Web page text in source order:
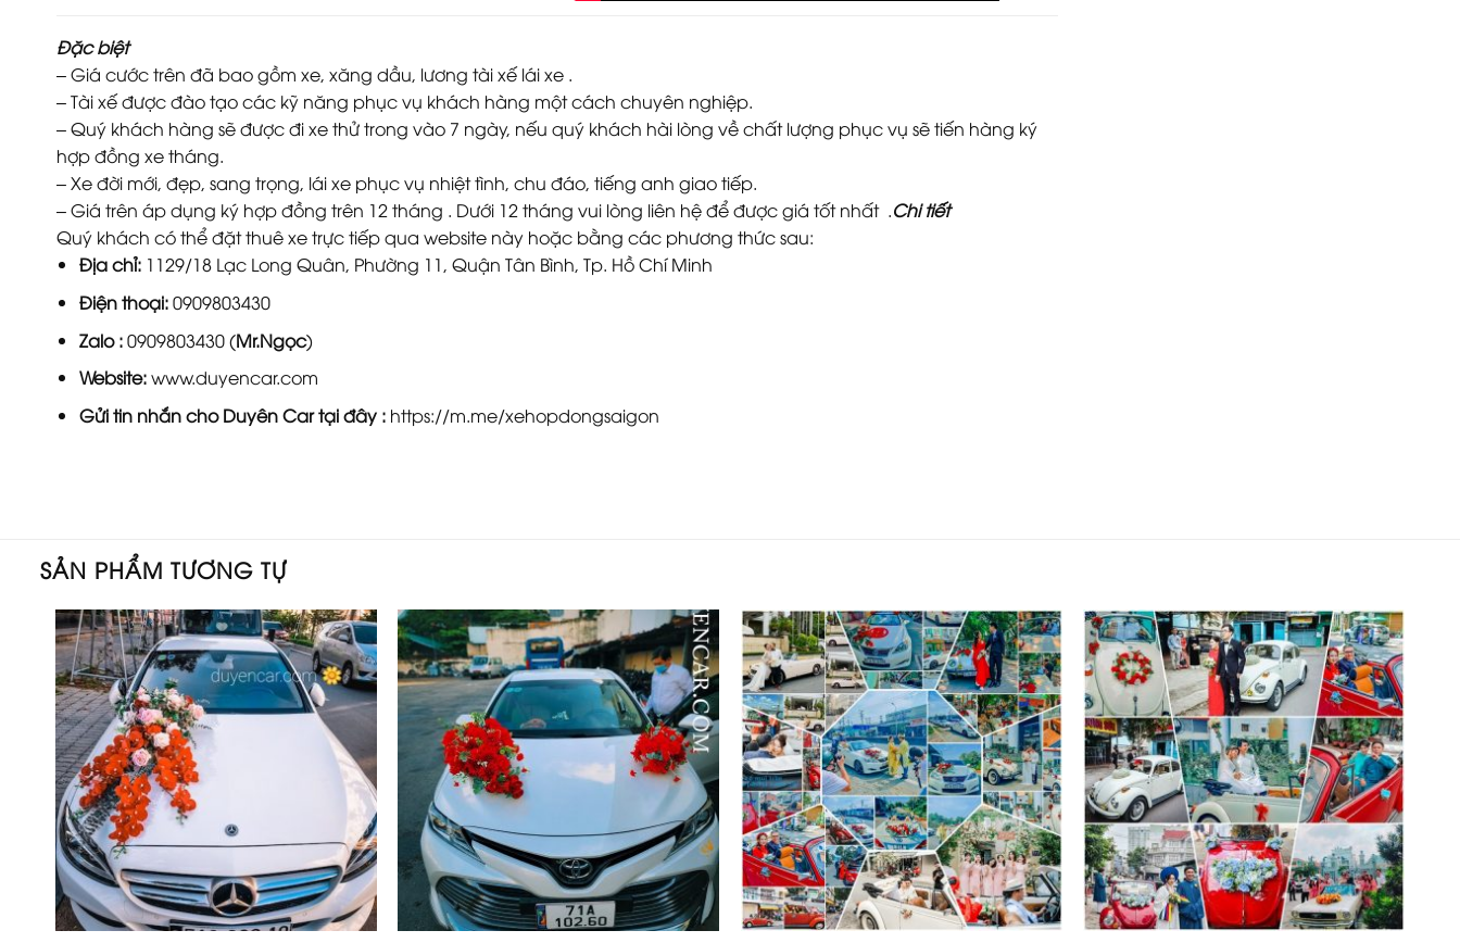
Đặc biệt
– Giá cước trên đã bao gồm xe, xăng dầu, lương tài xế lái xe .
– Tài xế được đào tạo các kỹ năng phục vụ khách hàng một cách chuyên nghiệp.
– Quý khách hàng sẽ được đi xe thử trong vào 7 ngày, nếu quý khách hài lòng về chất lượng phục vụ sẽ tiến hàng ký
hợp đồng xe tháng.
– Xe đời mới, đẹp, sang trọng, lái xe phục vụ nhiệt tình, chu đáo, tiếng anh giao tiếp.
– Giá trên áp dụng ký hợp đồng trên 12 tháng . Dưới 12 tháng vui lòng liên hệ để được giá tốt nhất .Chi tiết
Quý khách có thể đặt thuê xe trực tiếp qua website này hoặc bằng các phương thức sau:
Địa chỉ: 1129/18 Lạc Long Quân, Phường 11, Quận Tân Bình, Tp. Hồ Chí Minh
Điện thoại:0909803430
Zalo :0909803430 (Mr.Ngọc)
Website:www.duyencar.com
Gửi tin nhắn choDuyên Cartại đây :https://m.me/xehopdongsaigon
SẢN PHẨM TƯƠNG TỰ